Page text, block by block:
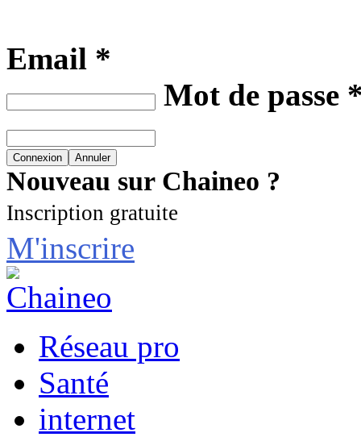
Email *
Mot de passe
Nouveau sur Chaineo ?
Inscription gratuite
M'inscrire
Réseau pro
Santé
internet